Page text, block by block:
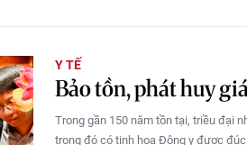
Y TẾ
Bảo tồn, phát huy
Trong gần 150 năm tồn tại, triều đại
trong đó có tinh hoa Đông y được